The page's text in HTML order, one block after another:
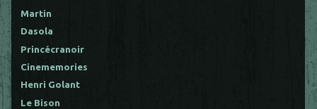
Martin
Dasola
Princécranoir
Cinememories
Henri Golant
Le Bison